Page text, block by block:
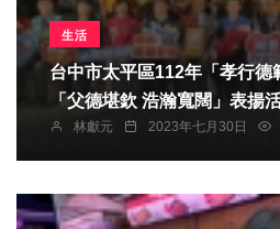
生活
台中市太平區112年「孝行德
「父德堪欽 浩瀚寬闊」表揚
林獻元 2023年七月30日